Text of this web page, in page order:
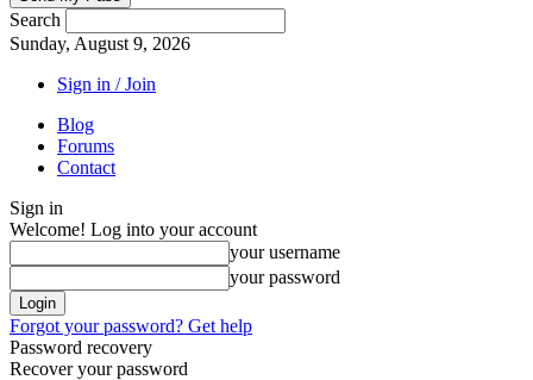
Search
Sunday, August 9, 2026
Sign in / Join
Blog
Forums
Contact
Sign in
Welcome! Log into your account
your username
your password
Forgot your password? Get help
Password recovery
Recover your password